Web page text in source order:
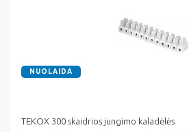
NUOLAIDA
TEKOX 300 skaidrios jungimo kaladėlės